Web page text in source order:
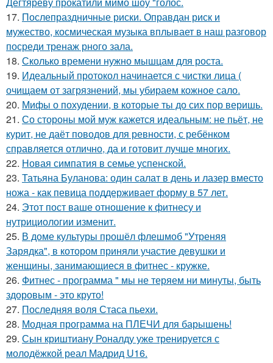
17. Послепраздничные риски. Оправдан риск и
мужество, космическая музыка вплывает в наш разговор
посреди тренаж рного зала.
18. Сколько времени нужно мышцам для роста.
19. Идеальный протокол начинается с чистки лица (
очищаем от загрязнений, мы убираем кожное сало.
20. Мифы о похудении, в которые ты до сих пор веришь.
21. Со стороны мой муж кажется идеальным: не пьёт, не
курит, не даёт поводов для ревности, с ребёнком
справляется отлично, да и готовит лучше многих.
22. Новая симпатия в семье успенской.
23. Татьяна Буланова: один салат в день и лазер вместо
ножа - как певица поддерживает форму в 57 лет.
24. Этот пост ваше отношение к фитнесу и
нутрициологии изменит.
25. В доме культуры прошёл флешмоб "Утреняя
Зарядка", в котором приняли участие девушки и
женщины, занимающиеся в фитнес - кружке.
26. Фитнес - программа " мы не теряем ни минуты, быть
здоровым - это круто!
27. Последняя воля Стаса пьехи.
28. Модная программа на ПЛЕЧИ для барышень!
29. Сын криштиану Роналду уже тренируется с
молодёжкой реал Мадрид U16.